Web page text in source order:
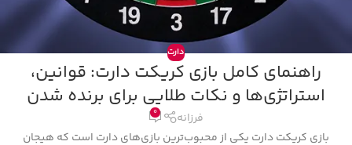
دارت
راهنمای کامل بازی کریکت دارت: قوانین،
استراتژی‌ها و نکات طلایی برای برنده شدن
فرزانه 0
بازی کریکت دارت یکی از محبوب‌ترین بازی‌های دارت است که هیجان